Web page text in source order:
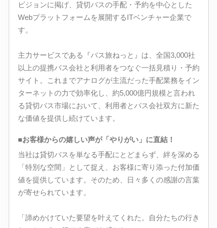
ビジョンに掲げ、貸切バスの手配・予約を中心とした
Webプラットフォームを展開するITベンチャー企業で
す。
主力サービスである『バス旅ねっと』は、全国3,000社
以上の提携バス会社と利用者をつなぐ一括見積り・予約
サイト。これまでアナログが主流だった手配業務をイン
ターネットの力で効率化し、約5,000億円規模と言われ
る貸切バス市場において、利用者とバス会社双方に新た
な価値を提供し続けています。
■お客様からの嬉しい声が「やりがい」に直結！
当社は貸切バスを単なる手配にとどまらず、絆を深める
「特別な空間」として捉え、お客様に寄り添った付加価
値を提供しています。そのため、日々多くの感謝の言葉
が寄せられています。
「諦めかけていた要望を叶えてくれた。自分たちの行き